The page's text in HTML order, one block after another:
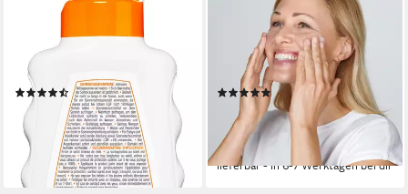
Sonnenschutzmilch AMBRE
SOLAIRE HYDRA 24H
PROTECT+
SONNENSCHUTZ-MILCH LSF
50+, Spray-Textur, schnell
einziehend, wasserfeste
Formel, mit Vitamin C
(2)
8,99 €
(51,37 €/ 1 l)
lieferbar - in 2-3 Werktagen bei dir
Sonnenschutzcreme M. Asam
SUN Intensive Anti-Aging
Sonnencreme Gesicht LSF 30
(50 ml)
(1)
33,90 € UVP
39,90 €
(678,00 €/ 1 l)
-15%
lieferbar - in 6-7 Werktagen bei dir